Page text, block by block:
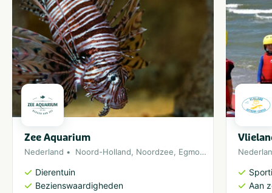
Zee Aquarium
Nederland Noord-Holland, Noordzee, Egmond aan Zee
Dierentuin
Bezienswaardigheden
Aan